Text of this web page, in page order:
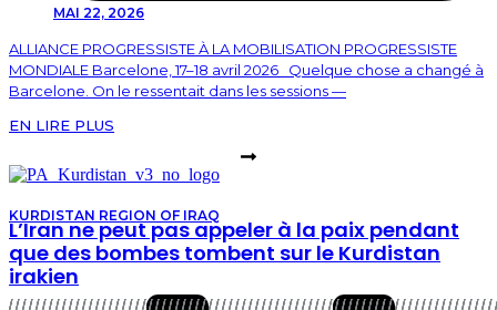
MAI 22, 2026
ALLIANCE PROGRESSISTE À LA MOBILISATION PROGRESSISTE
MONDIALE Barcelone, 17–18 avril 2026 Quelque chose a changé à
Barcelone. On le ressentait dans les sessions —
EN LIRE PLUS
KURDISTAN REGION OF IRAQ
L’Iran ne peut pas appeler à la paix pendant
que des bombes tombent sur le Kurdistan
irakien